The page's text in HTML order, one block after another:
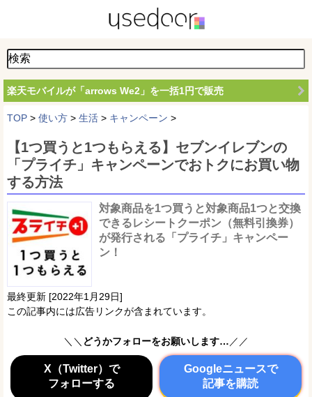
楽天モバイルが「arrows We2」を一括1円で販売
TOP > 使い方 > 生活 > キャンペーン >
【1つ買うと1つもらえる】セブンイレブンの
「プライチ」キャンペーンでおトクにお買い物
する方法
対象商品を1つ買うと対象商品1つと交換
できるレシートクーポン（無料引換券）
が発行される「プライチ」キャンペー
ン！
最終更新 [2022年1月29日]
この記事内には広告リンクが含まれています。
＼＼ どうかフォローをお願いします… ／／
X（Twitter）で
フォローする
Googleニュースで
記事を購読